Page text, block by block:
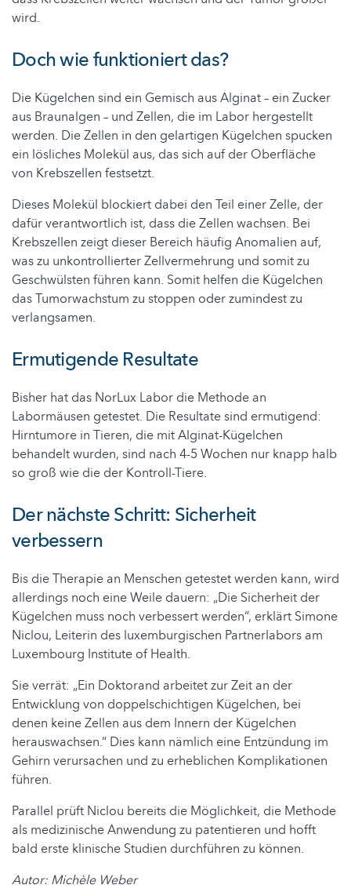
wird.
Doch wie funktioniert das?
Die Kügelchen sind ein Gemisch aus Alginat – ein Zucker
aus Braunalgen – und Zellen, die im Labor hergestellt
werden. Die Zellen in den gelartigen Kügelchen spucken
ein lösliches Molekül aus, das sich auf der Oberfläche
von Krebszellen festsetzt.
Dieses Molekül blockiert dabei den Teil einer Zelle, der
dafür verantwortlich ist, dass die Zellen wachsen. Bei
Krebszellen zeigt dieser Bereich häufig Anomalien auf,
was zu unkontrollierter Zellvermehrung und somit zu
Geschwülsten führen kann. Somit helfen die Kügelchen
das Tumorwachstum zu stoppen oder zumindest zu
verlangsamen.
Ermutigende Resultate
Bisher hat das NorLux Labor die Methode an
Labormäusen getestet. Die Resultate sind ermutigend:
Hirntumore in Tieren, die mit Alginat-Kügelchen
behandelt wurden, sind nach 4-5 Wochen nur knapp halb
so groß wie die der Kontroll-Tiere.
Der nächste Schritt: Sicherheit
verbessern
Bis die Therapie an Menschen getestet werden kann, wird
allerdings noch eine Weile dauern: „Die Sicherheit der
Kügelchen muss noch verbessert werden“, erklärt Simone
Niclou, Leiterin des luxemburgischen Partnerlabors am
Luxembourg Institute of Health.
Sie verrät: „Ein Doktorand arbeitet zur Zeit an der
Entwicklung von doppelschichtigen Kügelchen, bei
denen keine Zellen aus dem Innern der Kügelchen
herauswachsen.“ Dies kann nämlich eine Entzündung im
Gehirn verursachen und zu erheblichen Komplikationen
führen.
Parallel prüft Niclou bereits die Möglichkeit, die Methode
als medizinische Anwendung zu patentieren und hofft
bald erste klinische Studien durchführen zu können.
Autor: Michèle Weber